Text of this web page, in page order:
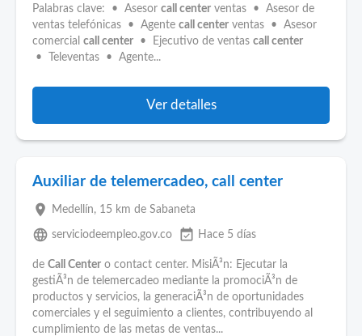
Palabras clave: • Asesor call center ventas • Asesor de
ventas telefónicas • Agente call center ventas • Asesor
comercial call center • Ejecutivo de ventas call center
• Televentas • Agente...
Ver detalles
Auxiliar de telemercadeo, call center
place Medellín, 15 km de Sabaneta
language serviciodeempleo.gov.co event_available Hace 5 días
de Call Center o contact center. MisiÃ³n: Ejecutar la
gestiÃ³n de telemercadeo mediante la promociÃ³n de
productos y servicios, la generaciÃ³n de oportunidades
comerciales y el seguimiento a clientes, contribuyendo al
cumplimiento de las metas de ventas...